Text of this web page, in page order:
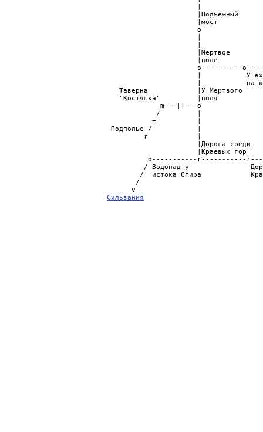
m---||---o
/         |
=          |
Подполье /           |
r            |
|Дорога среди
|Краевых гор
o-----------r-----------
/ Водопад у
/  истока Стира
/
v
Сильвания